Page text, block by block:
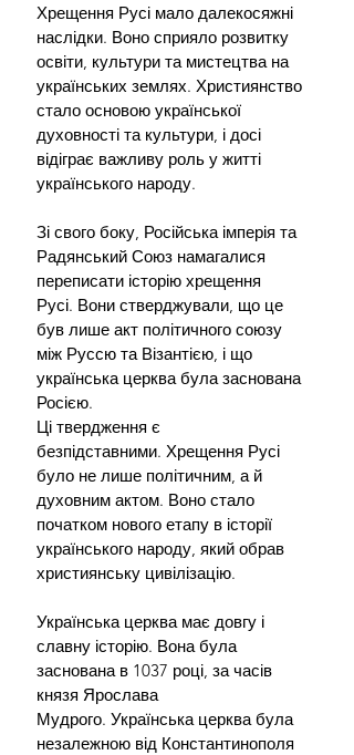
Хрещення Русі мало далекосяжні
наслідки. Воно сприяло розвитку
освіти, культури та мистецтва на
українських землях. Християнство
стало основою української
духовності та культури, і досі
відіграє важливу роль у житті
українського народу.
Зі свого боку, Російська імперія та
Радянський Союз намагалися
переписати історію хрещення
Русі. Вони стверджували, що це
був лише акт політичного союзу
між Руссю та Візантією, і що
українська церква була заснована
Росією.
Ці твердження є
безпідставними. Хрещення Русі
було не лише політичним, а й
духовним актом. Воно стало
початком нового етапу в історії
українського народу, який обрав
християнську цивілізацію.
Українська церква має довгу і
славну історію. Вона була
заснована в 1037 році, за часів
князя Ярослава
Мудрого. Українська церква була
незалежною від Константинополя